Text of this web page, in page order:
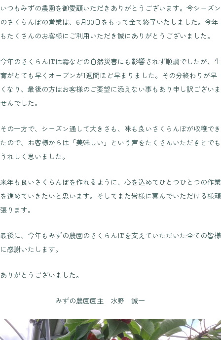
いつもみずの農園を御愛顧いただきありがとうございます。今シーズン
のさくらんぼの営業は、6月30日をもって全て終了いたしました。今年
もたくさんのお客様にご利用いただき誠にありがとうございました。
今年のさくらんぼは霜などの自然災害にも影響されず順調でしたが、生
育がとても早くオープンが1週間ほど早まりました。その分終わりが早
くなり、最後の方はお客様のご要望に添えない事もあり申し訳ございま
せんでした。
その一方で、シーズン通して大きさも、味も良いさくらんぼが収穫でき
たので、お客様からは「美味しい」という声をたくさんいただきとでも
うれしく思いました。
来年も良いさくらんぼを作れるように、心を込めてひとつひとつの作業
を進めていきたいと思います。そしてまた皆様に喜んでいただける様頑
張ります。
最後に、今年もみずの農園のさくらんぼを支えていただいた全ての皆様
に感謝いたします。
ありがとうございました。
みずの農園園主 水野 誠一